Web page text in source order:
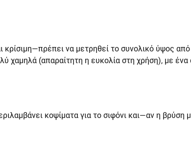
να μετρηθεί το συνολικό ύψος
χαμηλά (απαραίτητη η ευκολία στη χρήση), με
κοψίματα για το σιφόνι και—αν η βρύση